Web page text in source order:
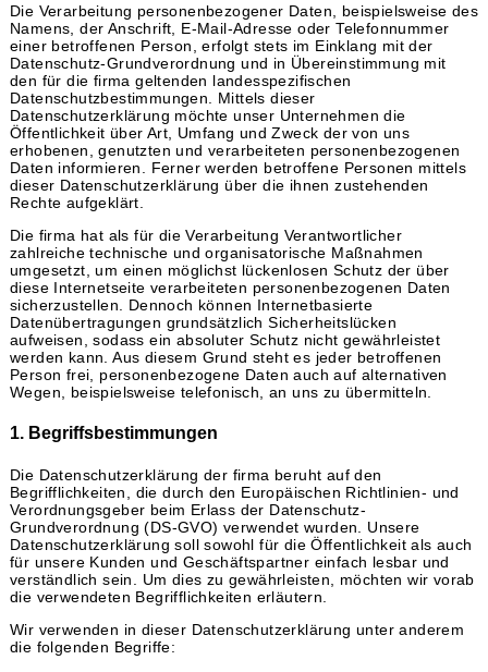
Die Verarbeitung personenbezogener Daten, beispielsweise des
Namens, der Anschrift, E-Mail-Adresse oder Telefonnummer
einer betroffenen Person, erfolgt stets im Einklang mit der
Datenschutz-Grundverordnung und in Übereinstimmung mit
den für die firma geltenden landesspezifischen
Datenschutzbestimmungen. Mittels dieser
Datenschutzerklärung möchte unser Unternehmen die
Öffentlichkeit über Art, Umfang und Zweck der von uns
erhobenen, genutzten und verarbeiteten personenbezogenen
Daten informieren. Ferner werden betroffene Personen mittels
dieser Datenschutzerklärung über die ihnen zustehenden
Rechte aufgeklärt.
Die firma hat als für die Verarbeitung Verantwortlicher
zahlreiche technische und organisatorische Maßnahmen
umgesetzt, um einen möglichst lückenlosen Schutz der über
diese Internetseite verarbeiteten personenbezogenen Daten
sicherzustellen. Dennoch können Internetbasierte
Datenübertragungen grundsätzlich Sicherheitslücken
aufweisen, sodass ein absoluter Schutz nicht gewährleistet
werden kann. Aus diesem Grund steht es jeder betroffenen
Person frei, personenbezogene Daten auch auf alternativen
Wegen, beispielsweise telefonisch, an uns zu übermitteln.
1. Begriffsbestimmungen
Die Datenschutzerklärung der firma beruht auf den
Begrifflichkeiten, die durch den Europäischen Richtlinien- und
Verordnungsgeber beim Erlass der Datenschutz-
Grundverordnung (DS-GVO) verwendet wurden. Unsere
Datenschutzerklärung soll sowohl für die Öffentlichkeit als auch
für unsere Kunden und Geschäftspartner einfach lesbar und
verständlich sein. Um dies zu gewährleisten, möchten wir vorab
die verwendeten Begrifflichkeiten erläutern.
Wir verwenden in dieser Datenschutzerklärung unter anderem
die folgenden Begriffe: